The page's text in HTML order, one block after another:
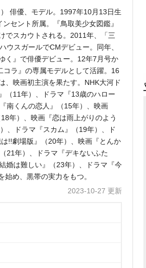
俳優、モデル。1997年10月13日生
セント所属。『鳥取美少女図鑑』
でスカウトされる。2011年、「三
ウスガールでCMデビュー。同年、
く』で俳優デビュー。12年7月号か
コラ』の専属モデルとして活躍。16
、映画初主演を果たす。NHK大河ド
（11年）、ドラマ『13歳のハロー
南くんの恋人』（15年）、映画
年）、映画『恋は雨上がりのよう
、ドラマ『スカム』（19年）、ド
!!劇場版』（20年）、映画『とんか
21年）、ドラマ『デキないふた
婚は難しい』（23年）、ドラマ『今
め、黒帯の実力をもつ。
2023-10-27 更新